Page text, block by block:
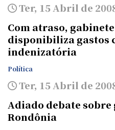
Ter, 15 Abril de
Com atraso,
disponibiliza gastos
indenizatória
Política
Ter, 15 Abril de
Adiado debate
Rondônia